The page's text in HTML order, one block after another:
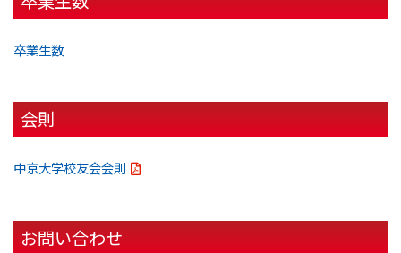
卒業生数
会則
中京大学校友会会則
お問い合わせ